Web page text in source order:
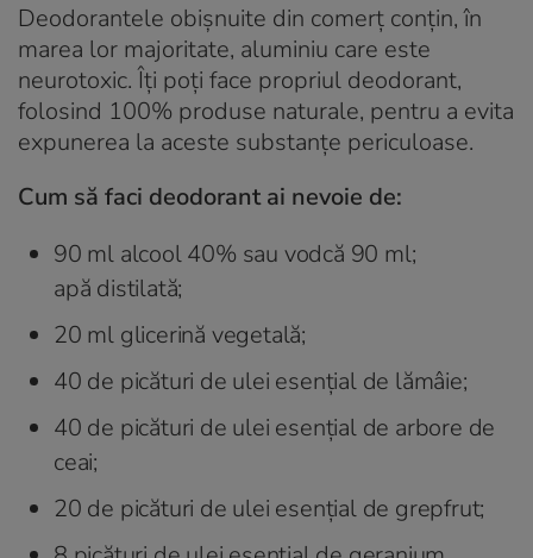
Deodorantele obișnuite din comerț conțin, în
marea lor majoritate, aluminiu care este
neurotoxic. Îți poți face propriul deodorant,
folosind 100% produse naturale, pentru a evita
expunerea la aceste substanțe periculoase.
Cum să faci deodorant ai nevoie de:
90 ml alcool 40% sau vodcă 90 ml;
apă distilată;
20 ml glicerină vegetală;
40 de picături de ulei esențial de lămâie;
40 de picături de ulei esențial de arbore de
ceai;
20 de picături de ulei esențial de grepfrut;